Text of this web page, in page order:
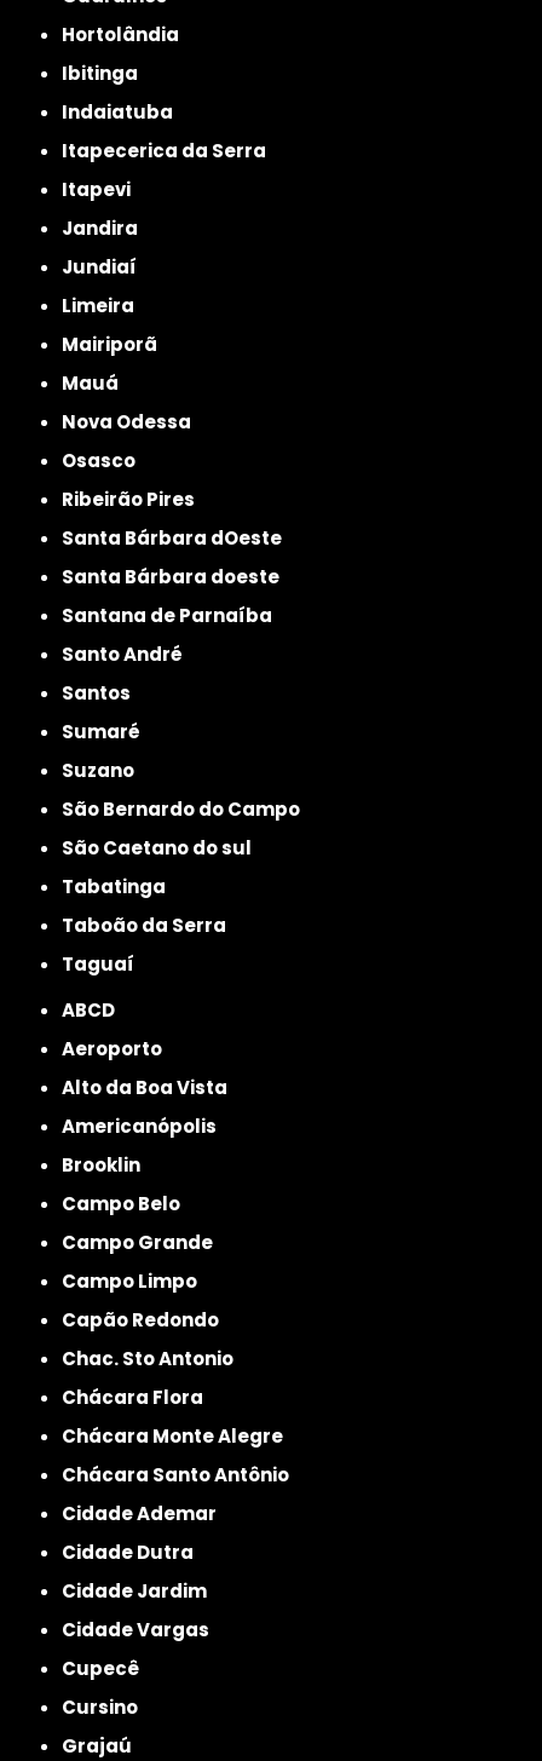
Hortolândia
Ibitinga
Indaiatuba
Itapecerica da Serra
Itapevi
Jandira
Jundiaí
Limeira
Mairiporã
Mauá
Nova Odessa
Osasco
Ribeirão Pires
Santa Bárbara dOeste
Santa Bárbara doeste
Santana de Parnaíba
Santo André
Santos
Sumaré
Suzano
São Bernardo do Campo
São Caetano do sul
Tabatinga
Taboão da Serra
Taguaí
ABCD
Aeroporto
Alto da Boa Vista
Americanópolis
Brooklin
Campo Belo
Campo Grande
Campo Limpo
Capão Redondo
Chac. Sto Antonio
Chácara Flora
Chácara Monte Alegre
Chácara Santo Antônio
Cidade Ademar
Cidade Dutra
Cidade Jardim
Cidade Vargas
Cupecê
Cursino
Grajaú